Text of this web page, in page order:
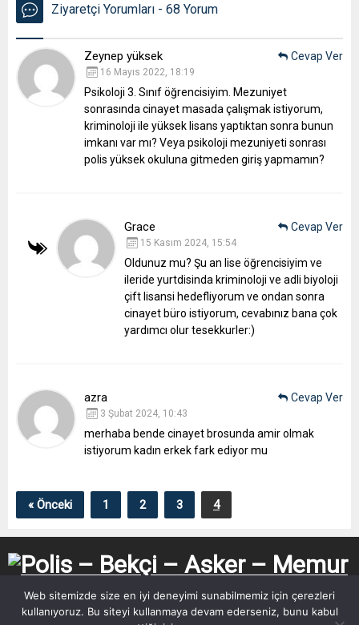
Ziyaretçi Yorumları - 68 Yorum
Zeynep yüksek
16 Mayıs 2022, 18:19
Psikoloji 3. Sınıf öğrencisiyim. Mezuniyet
sonrasında cinayet masada çalışmak istiyorum,
kriminoloji ile yüksek lisans yaptıktan sonra bunun
imkanı var mı? Veya psikoloji mezuniyeti sonrası
polis yüksek okuluna gitmeden giriş yapmamın?
Cevap Ver
Grace
15 Kasım 2024, 15:54
Oldunuz mu? Şu an lise öğrencisiyim ve
ileride yurtdisinda kriminoloji ve adli biyoloji
çift lisansi hedefliyorum ve ondan sonra
cinayet büro istiyorum, cevabınız bana çok
yardımcı olur tesekkurler:)
Cevap Ver
azra
3 Şubat 2024, 10:43
merhaba bende cinayet brosunda amir olmak
istiyorum kadın erkek fark ediyor mu
Cevap Ver
« Önceki 1 2 3 4
Web sitemizde size en iyi deneyimi sunabilmemiz için çerezleri
kullanıyoruz. Bu siteyi kullanmaya devam ederseniz, bunu kabul